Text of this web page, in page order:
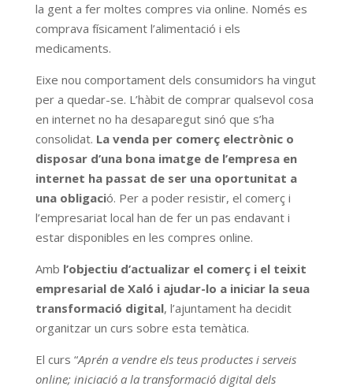
la gent a fer moltes compres via online. Només es
comprava físicament l’alimentació i els
medicaments.
Eixe nou comportament dels consumidors ha vingut
per a quedar-se. L’hàbit de comprar qualsevol cosa
en internet no ha desaparegut sinó que s’ha
consolidat. La venda per comerç electrònic o
disposar d’una bona imatge de l’empresa en
internet ha passat de ser una oportunitat a
una obligació. Per a poder resistir, el comerç i
l’empresariat local han de fer un pas endavant i
estar disponibles en les compres online.
Amb l’objectiu d’actualizar el comerç i el teixit
empresarial de Xaló i ajudar-lo a iniciar la seua
transformació digital, l’ajuntament ha decidit
organitzar un curs sobre esta temàtica.
El curs “Aprén a vendre els teus productes i serveis
online; iniciació a la transformació digital dels